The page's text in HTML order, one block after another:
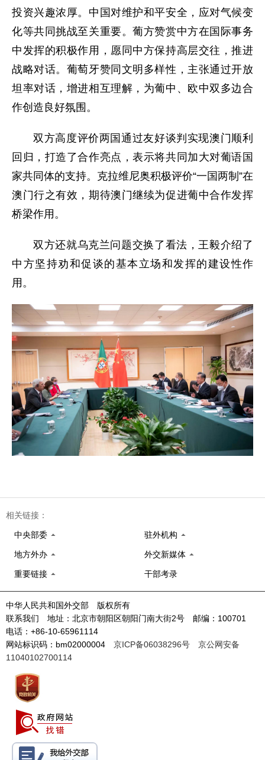
投资兴趣浓厚。中国对维护和平安全，应对气候变
化等共同挑战至关重要。葡方赞赏中方在国际事务
中发挥的积极作用，愿同中方保持高层交往，推进
战略对话。葡萄牙赞同文明多样性，主张通过开放
坦率对话，增进相互理解，为葡中、欧中双多边合
作创造良好氛围。
双方高度评价两国通过友好谈判实现澳门顺利
回归，打造了合作亮点，表示将共同加大对葡语国
家共同体的支持。克拉维尼奥积极评价“一国两制”在
澳门行之有效，期待澳门继续为促进葡中合作发挥
桥梁作用。
双方还就乌克兰问题交换了看法，王毅介绍了
中方坚持劝和促谈的基本立场和发挥的建设性作
用。
相关链接：
中央部委 驻外机构
地方外办 外交新媒体
重要链接 干部考录
中华人民共和国外交部 版权所有
联系我们 地址：北京市朝阳区朝阳门南大街2号 邮编：100701
电话：+86-10-65961114
网站标识码：bm02000004 京ICP备06038296号
京公网安备
11040102700114